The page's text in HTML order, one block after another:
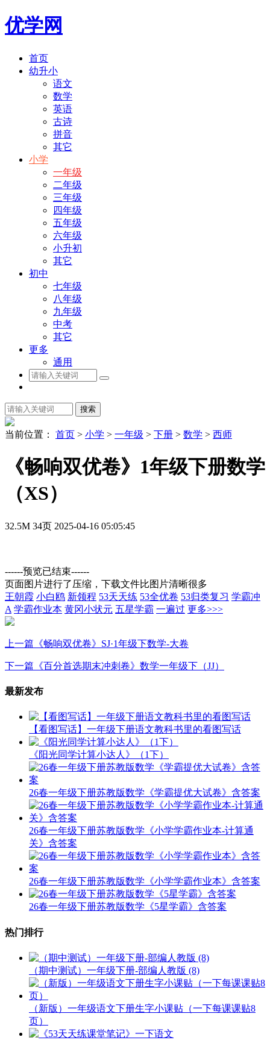
优学网
首页
幼升小
语文
数学
英语
古诗
拼音
其它
小学
一年级
二年级
三年级
四年级
五年级
六年级
小升初
其它
初中
七年级
八年级
九年级
中考
其它
更多
通用
搜索
当前位置： 首页 > 小学 > 一年级 > 下册 > 数学 > 西师
《畅响双优卷》1年级下册数学
（XS）
32.5M 34页 2025-04-16 05:05:45
------预览已结束------
页面图片进行了压缩，下载文件比图片清晰很多
王朝霞 小白鸥 新领程 53天天练 53全优卷 53归类复习 学霸冲
A 学霸作业本 黄冈小状元 五星学霸 一遍过 更多>>>
上一篇 《畅响双优卷》SJ·1年级下数学-大卷
下一篇 《百分首选期末冲刺卷》数学一年级下（JJ）
最新发布
【看图写话】一年级下册语文教科书里的看图写话
《阳光同学计算小达人》（1下）
26春一年级下册苏教版数学《学霸提优大试卷》含答案
26春一年级下册苏教版数学《小学学霸作业本-计算通
关》含答案
26春一年级下册苏教版数学《小学学霸作业本》含答案
26春一年级下册苏教版数学《5星学霸》含答案
热门排行
（期中测试）一年级下册-部编人教版 (8)
（新版）一年级语文下册生字小课贴（一下每课课贴8
页）